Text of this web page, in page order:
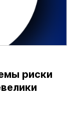
риски